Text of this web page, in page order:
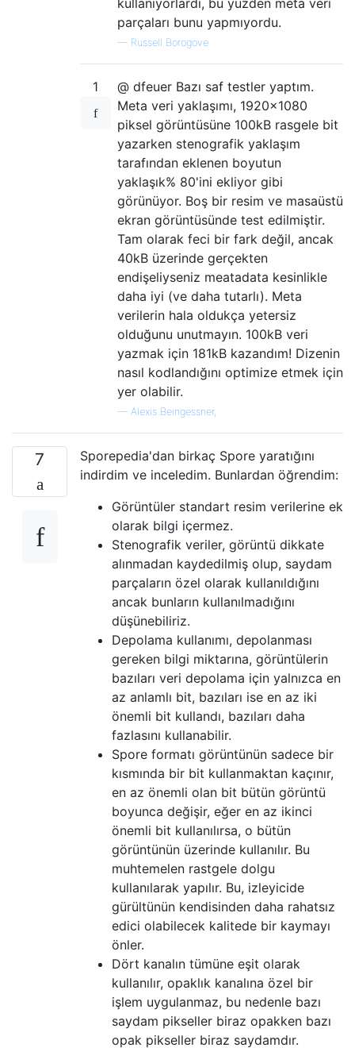
kullanıyorlardı, bu yüzden meta veri
parçaları bunu yapmıyordu.
— Russell Borogove
1
@ dfeuer Bazı saf testler yaptım.
Meta veri yaklaşımı, 1920x1080
piksel görüntüsüne 100kB rasgele bit
yazarken stenografik yaklaşım
tarafından eklenen boyutun
yaklaşık% 80'ini ekliyor gibi
görünüyor. Boş bir resim ve masaüstü
ekran görüntüsünde test edilmiştir.
Tam olarak feci bir fark değil, ancak
40kB üzerinde gerçekten
endişeliyseniz meatadata kesinlikle
daha iyi (ve daha tutarlı). Meta
verilerin hala oldukça yetersiz
olduğunu unutmayın. 100kB veri
yazmak için 181kB kazandım! Dizenin
nasıl kodlandığını optimize etmek için
yer olabilir.
— Alexis Beingessner,
7
Sporepedia'dan birkaç Spore yaratığını
indirdim ve inceledim. Bunlardan öğrendim:
Görüntüler standart resim verilerine ek
olarak bilgi içermez.
Stenografik veriler, görüntü dikkate
alınmadan kaydedilmiş olup, saydam
parçaların özel olarak kullanıldığını
ancak bunların kullanılmadığını
düşünebiliriz.
Depolama kullanımı, depolanması
gereken bilgi miktarına, görüntülerin
bazıları veri depolama için yalnızca en
az anlamlı bit, bazıları ise en az iki
önemli bit kullandı, bazıları daha
fazlasını kullanabilir.
Spore formatı görüntünün sadece bir
kısmında bir bit kullanmaktan kaçınır,
en az önemli olan bit bütün görüntü
boyunca değişir, eğer en az ikinci
önemli bit kullanılırsa, o bütün
görüntünün üzerinde kullanılır. Bu
muhtemelen rastgele dolgu
kullanılarak yapılır. Bu, izleyicide
gürültünün kendisinden daha rahatsız
edici olabilecek kalitede bir kaymayı
önler.
Dört kanalın tümüne eşit olarak
kullanılır, opaklık kanalına özel bir
işlem uygulanmaz, bu nedenle bazı
saydam pikseller biraz opakken bazı
opak pikseller biraz saydamdır.